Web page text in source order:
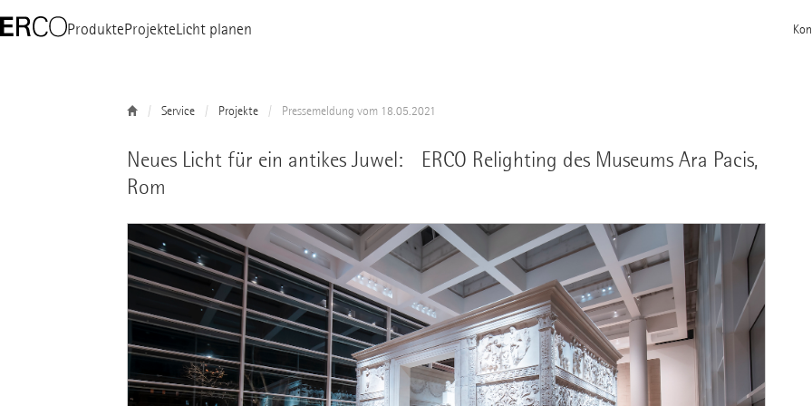
ProdukteProjekteLicht planen
Service Projekte Pressemeldung vom 18.05.2021
Neues Licht für ein antikes Juwel: ERCO Relighting des Museums Ara Pacis,
Rom